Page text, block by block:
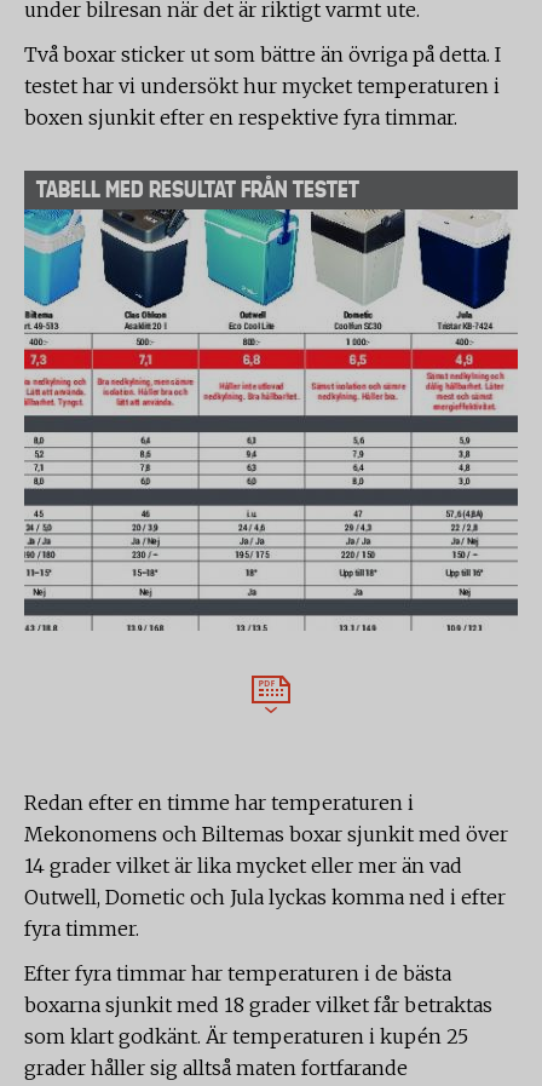
under bilresan när det är riktigt varmt ute.
Två boxar sticker ut som bättre än övriga på detta. I
testet har vi undersökt hur mycket temperaturen i
boxen sjunkit efter en respektive fyra timmar.
TABELL MED RESULTAT FRÅN TESTET
Redan efter en timme har temperaturen i
Mekonomens och Biltemas boxar sjunkit med över
14 grader vilket är lika mycket eller mer än vad
Outwell, Dometic och Jula lyckas komma ned i efter
fyra timmer.
Efter fyra timmar har temperaturen i de bästa
boxarna sjunkit med 18 grader vilket får betraktas
som klart godkänt. Är temperaturen i kupén 25
grader håller sig alltså maten fortfarande